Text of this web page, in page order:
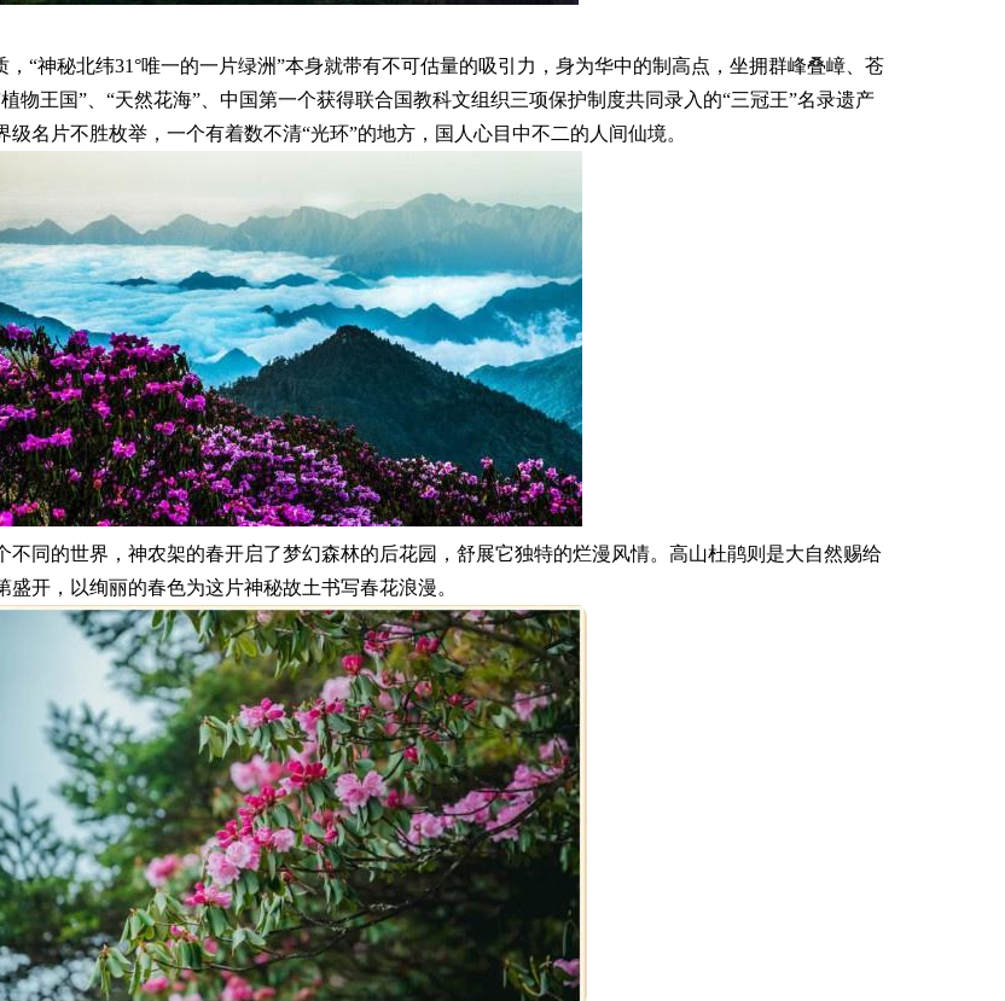
，“神秘北纬31°唯一的一片绿洲”本身就带有不可估量的吸引力，身为华中的制高点，坐拥群峰叠嶂、苍
物王国”、“天然花海”、中国第一个获得联合国教科文组织三项保护制度共同录入的“三冠王”名录遗产
名片不胜枚举，一个有着数不清“光环”的地方，国人心目中不二的人间仙境。
不同的世界，神农架的春开启了梦幻森林的后花园，舒展它独特的烂漫风情。高山杜鹃则是大自然赐给
开，以绚丽的春色为这片神秘故土书写春花浪漫。